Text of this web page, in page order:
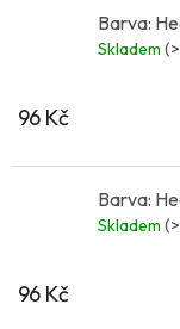
Barva:
Skladem
96 Kč
Barva:
Skladem
96 Kč